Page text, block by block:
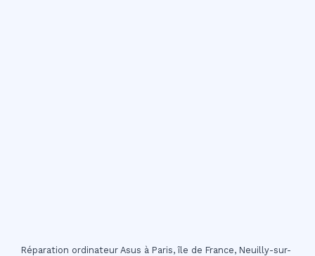
Réparation ordinateur Asus à Paris, île de France, Neuilly-sur-